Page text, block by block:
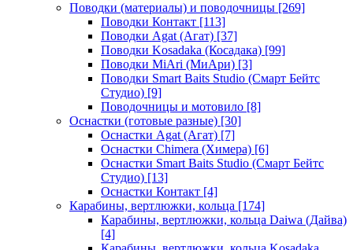
Поводки (материалы) и поводочницы [269]
Поводки Контакт [113]
Поводки Agat (Агат) [37]
Поводки Kosadaka (Косадака) [99]
Поводки MiAri (МиАри) [3]
Поводки Smart Baits Studio (Смарт Бейтс
Студио) [9]
Поводочницы и мотовило [8]
Оснастки (готовые разные) [30]
Оснастки Agat (Агат) [7]
Оснастки Chimera (Химера) [6]
Оснастки Smart Baits Studio (Смарт Бейтс
Студио) [13]
Оснастки Контакт [4]
Карабины, вертлюжки, кольца [174]
Карабины, вертлюжки, кольца Daiwa (Дайва)
[4]